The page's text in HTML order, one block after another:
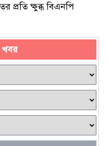
প্রতি ক্ষুব্ধ বিএনপি
খবর